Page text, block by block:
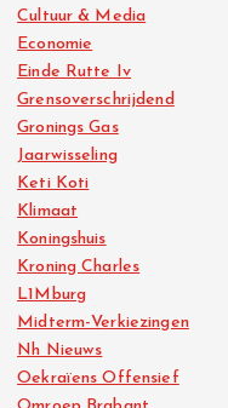
Cultuur & Media
Economie
Einde Rutte Iv
Grensoverschrijdend
Gronings Gas
Jaarwisseling
Keti Koti
Klimaat
Koningshuis
Kroning Charles
L1Mburg
Midterm-Verkiezingen
Nh Nieuws
Oekraïens Offensief